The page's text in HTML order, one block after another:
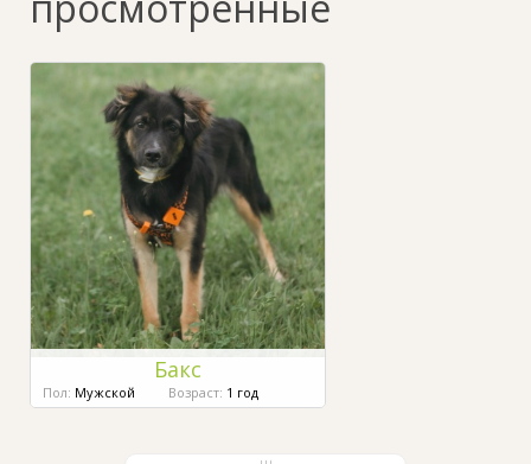
Бакс
Пол: Мужской Возраст: 1 год